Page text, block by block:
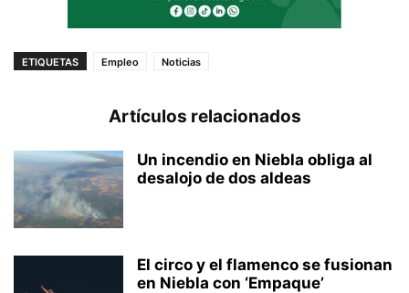
ETIQUETAS Empleo Noticias
Artículos relacionados
Un incendio en Niebla obliga al
desalojo de dos aldeas
El circo y el flamenco se fusionan
en Niebla con ‘Empaque’